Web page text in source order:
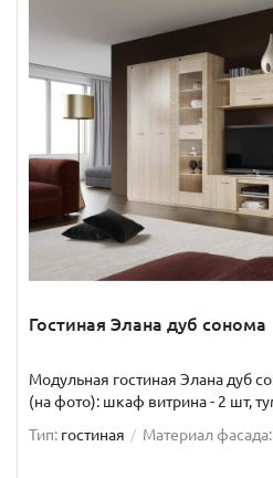
Гостиная Элана дуб сонома
Модульная гостиная Элана дуб
(на фото): шкаф витрина - 2 шт,
Тип: гостиная Материал фасада: